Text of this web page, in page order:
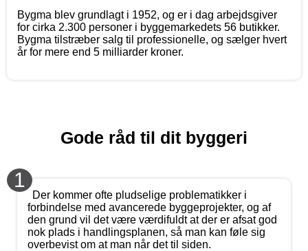
Bygma blev grundlagt i 1952, og er i dag arbejdsgiver
for cirka 2.300 personer i byggemarkedets 56 butikker.
Bygma tilstræber salg til professionelle, og sælger hvert
år for mere end 5 milliarder kroner.
Gode råd til dit byggeri
1
Der kommer ofte pludselige problematikker i
forbindelse med avancerede byggeprojekter, og af
den grund vil det være værdifuldt at der er afsat god
nok plads i handlingsplanen, så man kan føle sig
overbevist om at man når det til siden.